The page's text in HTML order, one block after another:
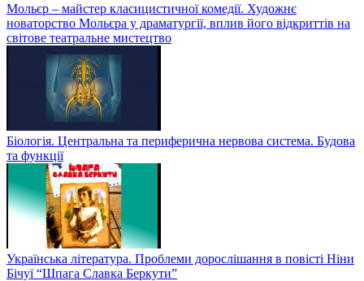
Мольєр – майстер класицистичної комедії. Художнє
новаторство Мольєра у драматургії, вплив його відкриттів на
світове театральне мистецтво
Біологія. Центральна та периферична нервова система. Будова
та функції
Українська література. Проблеми дорослішання в повісті Ніни
Бічуї “Шпага Славка Беркути”